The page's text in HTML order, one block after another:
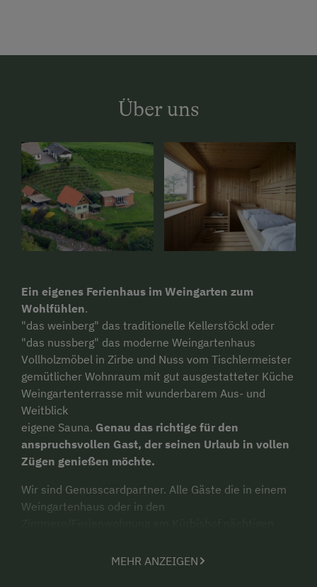
Über uns
Ein eigenes Ferienhaus im Weingarten zum
Wohlfühlen.
"das weinberg" das traditionelle Kellerstöckl oder
"das nussberg" das moderne Weingartenhaus
Vollholzmöbel in Zirbe und Nuss vom Tischlermeister
gemütlicher Wohnraum mit gut ausgestatteter Küche
Weingartenterrasse mit wunderbarem Aus- und
Weitblick
eigene Sauna. Genau das richtige für den
anspruchsvollen Gast, der seinen Urlaub in vollen
Zügen genießen möchte.
Wir sind Genusscardpartner. Alle Gäste die in einem
Weingartenhaus oder in den
Eintrittskarte bei mehr als 200 Ausflugszielen in der
MEHR ANZEIGEN